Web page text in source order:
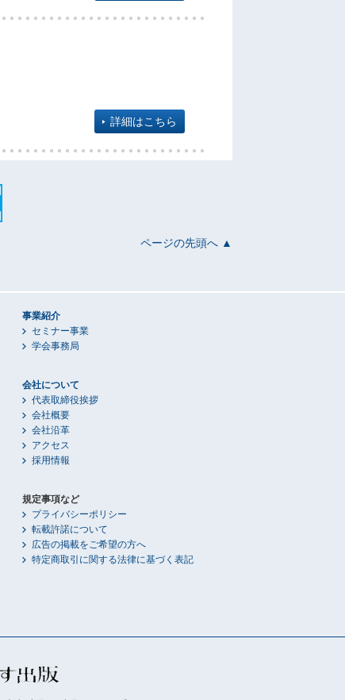
詳細はこちら
ページの先頭へ ▲
事業紹介
セミナー事業
学会事務局
会社について
代表取締役挨拶
会社概要
会社沿革
アクセス
採用情報
規定事項など
プライバシーポリシー
転載許諾について
広告の掲載をご希望の方へ
特定商取引に関する法律に基づく表記